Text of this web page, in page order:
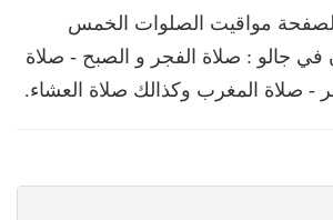
مواقيت الصلوات الخمس
في جالو : صلاة الفجر و الصبح - صلاة
- صلاة المغرب وكذالك صلاة العشاء.